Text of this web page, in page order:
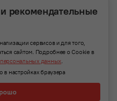
рекомендательные
сервисов и для того,
сайтом. Подробнее о Cookie в
данных.
в настройках браузера